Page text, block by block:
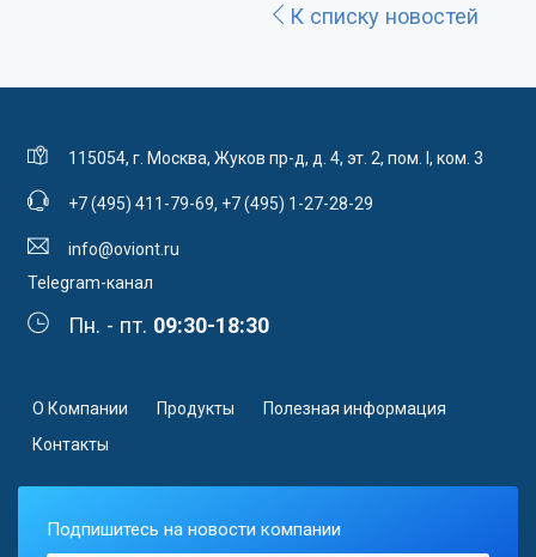
К списку новостей
115054, г. Москва, Жуков пр-д, д. 4, эт. 2, пом. I, ком. 3
+7 (495) 411-79-69, +7 (495) 1-27-28-29
info@oviont.ru
Telegram-канал
Пн. - пт. 09:30-18:30
О Компании Продукты
Полезная информация
Контакты
Подпишитесь на новости компании